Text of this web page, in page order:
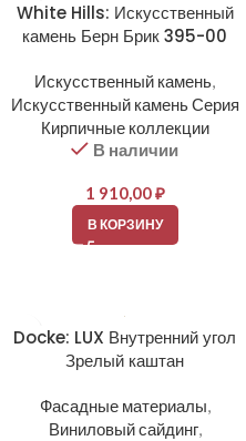
White Hills: Искусственный
камень Берн Брик 395-00
Искусственный камень,
Искусственный камень Серия
Кирпичные коллекции
В наличии
1 910,00₽
В КОРЗИНУ
Docke: LUX Внутренний угол
Зрелый каштан
Фасадные материалы,
Виниловый сайдинг,